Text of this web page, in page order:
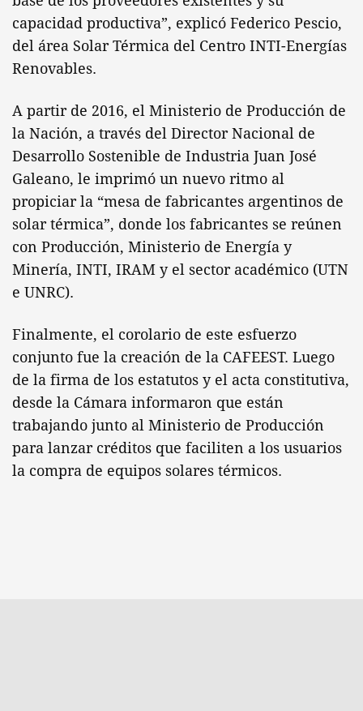
capacidad productiva”, explicó Federico Pescio,
del área Solar Térmica del Centro INTI-Energías
Renovables.
A partir de 2016, el Ministerio de Producción de
la Nación, a través del Director Nacional de
Desarrollo Sostenible de Industria Juan José
Galeano, le imprimó un nuevo ritmo al
propiciar la “mesa de fabricantes argentinos de
solar térmica”, donde los fabricantes se reúnen
con Producción, Ministerio de Energía y
Minería, INTI, IRAM y el sector académico (UTN
e UNRC).
Finalmente, el corolario de este esfuerzo
conjunto fue la creación de la CAFEEST. Luego
de la firma de los estatutos y el acta constitutiva,
desde la Cámara informaron que están
trabajando junto al Ministerio de Producción
para lanzar créditos que faciliten a los usuarios
la compra de equipos solares térmicos.